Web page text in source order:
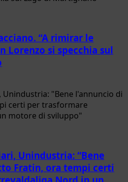
“A rimirar le
Lorenzo si specchia sul
Unindustria: “Bene
Fratin, ora tempi certi
Nord in un